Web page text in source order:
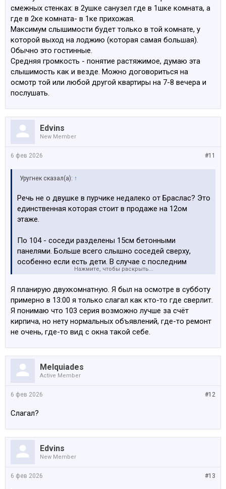
смежных стенках: в 2ушке санузел где в 1шке комната, а
где в 2ке комната- в 1ке прихожая.
Максимум слышимости будет только в той комнате, у
которой выход на лоджию (которая самая большая).
Обычно это гостинные.
Средняя громкость - понятие растяжимое, думаю эта
слышимость как и везде. Можно договориться на
осмотр той или любой другой квартиры на 7-8 вечера и
послушать.
Edvins
New Member
#11
6 фев 2026
Уругнек сказал(а): ↑
Речь не о двушке в пурчике недалеко от Браслас? Это
единственная которая стоит в продаже на 12ом
этаже.
По 104 - соседи разделены 15см бетонными
панелями. Больше всего слышно соседей сверху,
особенно если есть дети. В случае с последним
этажом это не актуально. Далее - соседи снизу. Не то
лают собаки, встречая своих хозяев.
Соседей со своего этажа должно быть практически
не слышно от граничащих с ней 1 комнатных квартир,
потому что комната к комнате почти не пересекаются
на смежных стенках: в 2ушке санузел где в 1шке
комната, а где в 2ке комната- в 1ке прихожая.
Максимум слышимости будет только в той комнате, у
которой выход на лоджию (которая самая большая).
Обычно это гостинные.
Средняя громкость - понятие растяжимое, думаю эта
слышимость как и везде. Можно договориться на
осмотр той или любой другой квартиры на 7-8 вечера
Нажмите, чтобы раскрыть...
Я планирую двухкомнатную. Я был на осмотре в субботу
примерно в 13:00 я только слагал как кто-то где сверлит.
Я понимаю что 103 серия возможно лучше за счёт
кирпича, но нету нормальных объявлений, где-то ремонт
не очень, где-то вид с окна такой себе.
Melquiades
Active Member
#12
6 фев 2026
Слагал?
Edvins
New Member
#13
6 фев 2026